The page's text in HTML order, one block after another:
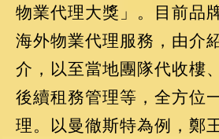
物業代理大獎」。目前品
海外物業代理服務，由介
介，以至當地團隊代收樓
後續租務管理等，全方位
理。以曼徹斯特為例，鄭